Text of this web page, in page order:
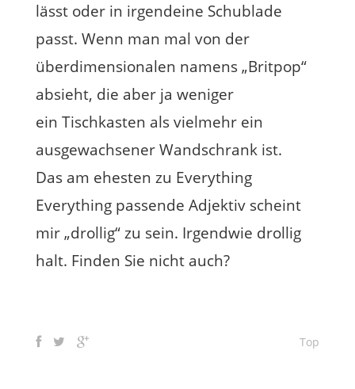
lässt oder in irgendeine Schublade
passt. Wenn man mal von der
überdimensionalen namens „Britpop“
absieht, die aber ja weniger
ein Tischkasten als vielmehr ein
ausgewachsener Wandschrank ist.
Das am ehesten zu Everything
Everything passende Adjektiv scheint
mir „drollig“ zu sein. Irgendwie drollig
halt. Finden Sie nicht auch?
Top